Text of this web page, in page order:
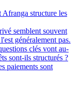
structure les
semblent souvent
généralement pas.
clés vont au-
sont-ils structurés ?
paiements sont